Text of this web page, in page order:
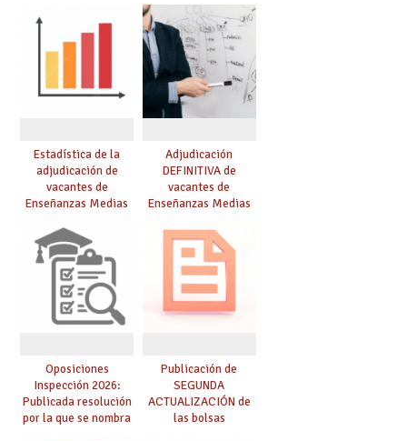
Estadística de la
adjudicación de
vacantes de
Enseñanzas Medias
Adjudicación
DEFINITIVA de
vacantes de
Enseñanzas Medias
Oposiciones
Inspección 2026:
Publicada resolución
por la que se nombra
Publicación de
SEGUNDA
ACTUALIZACIÓN de
las bolsas